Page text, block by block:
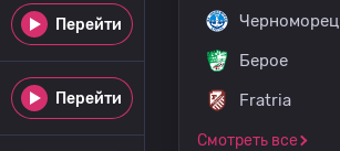
Перейти
Перейти
Черноморец
Берое
Fratria
Смотреть все